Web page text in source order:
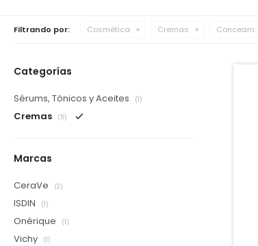
Filtrando por: Cosmética Cremas Concearn:
Categorías
Sérums, Tónicos y Aceites (1)
Cremas (5)
Marcas
CeraVe (2)
ISDIN (1)
Onérique (1)
Vichy (1)